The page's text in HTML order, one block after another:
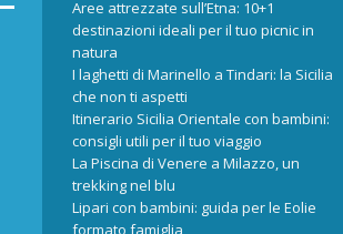
Aree attrezzate sull’Etna: 10+1
destinazioni ideali per il tuo picnic in
natura
I laghetti di Marinello a Tindari: la Sicilia
che non ti aspetti
Itinerario Sicilia Orientale con bambini:
consigli utili per il tuo viaggio
La Piscina di Venere a Milazzo, un
trekking nel blu
Lipari con bambini: guida per le Eolie